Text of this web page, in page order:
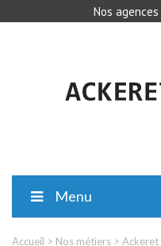
Nos agences
Menu
Accueil > Nos métiers > Ackeret